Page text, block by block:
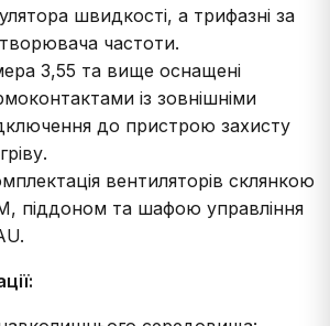
швидкості, а трифазні за
частоти.
3,55 та вище оснащені
із зовнішніми
до пристрою захисту
вентиляторів склянкою
піддоном та шафою управління